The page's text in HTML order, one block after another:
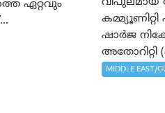
ഏറ്റവും
വിപുലമായ
ഷാർജ
അതോറിറ്റി
MIDDLE EAST/